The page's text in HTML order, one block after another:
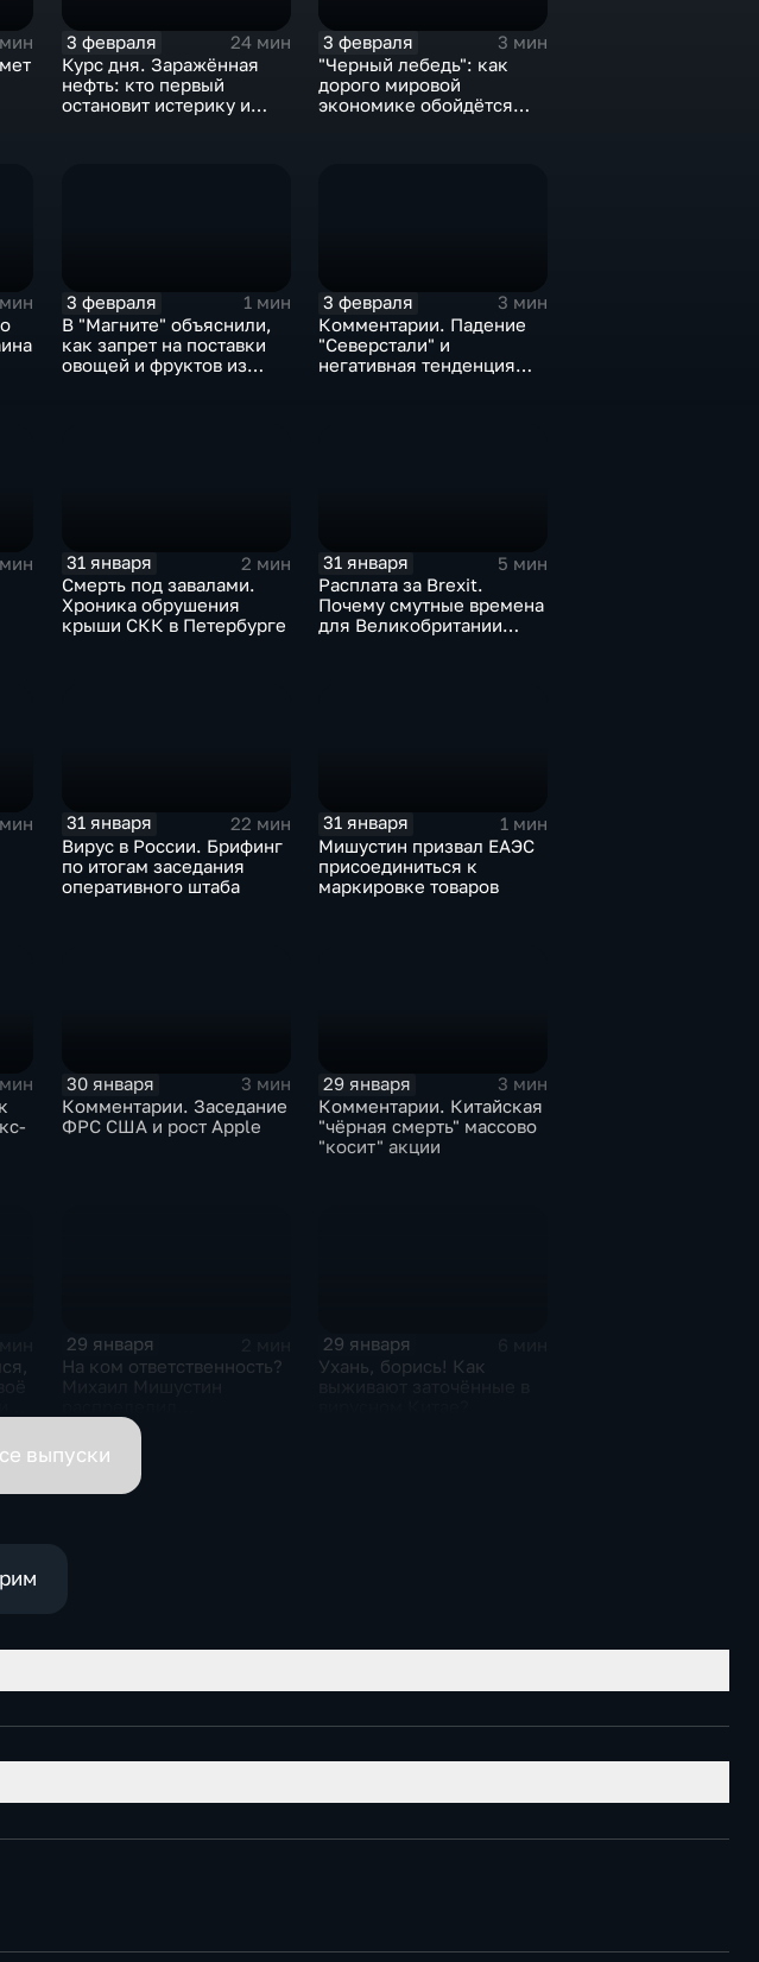
3 февраля
24 мин
Курс дня. Заражённая
нефть: кто первый
остановит истерику и
3 февраля
3 мин
"Черный лебедь": как
дорого мировой
экономике обойдётся
3 февраля
1 мин
В "Магните" объяснили,
как запрет на поставки
овощей и фруктов из
3 февраля
3 мин
Комментарии. Падение
"Северстали" и
негативная тенденция
31 января
2 мин
Смерть под завалами.
Хроника обрушения
крыши СКК в Петербурге
31 января
5 мин
Расплата за Brexit.
Почему смутные времена
для Великобритании
31 января
22 мин
Вирус в России. Брифинг
по итогам заседания
оперативного штаба
31 января
1 мин
Мишустин призвал ЕАЭС
присоединиться к
маркировке товаров
30 января
3 мин
Комментарии. Заседание
ФРС США и рост Apple
29 января
3 мин
Комментарии. Китайская
"чёрная смерть" массово
"косит" акции
29 января
На ком ответственность?
обязанности вице-
премьеров
29 января
Ухань, борись! Как
выпуски